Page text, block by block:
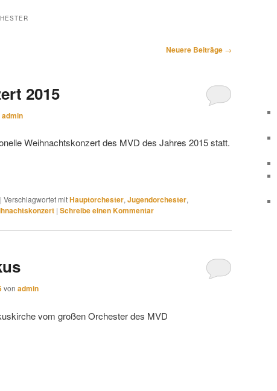
Neuere Beiträge →
2015
admin
Weihnachtskonzert des MVD des Jahres 2015 statt.
| Verschlagwortet mitHauptorchester, Jugendorchester,
| Schreibe einen Kommentar
von admin
vom großen Orchester des MVD